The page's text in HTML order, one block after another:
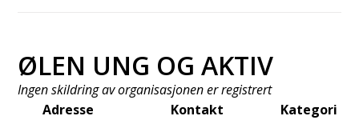
ØLEN UNG OG AKTIV
Ingen skildring av organisasjonen er registrert
Adresse
Kontakt
Kategori